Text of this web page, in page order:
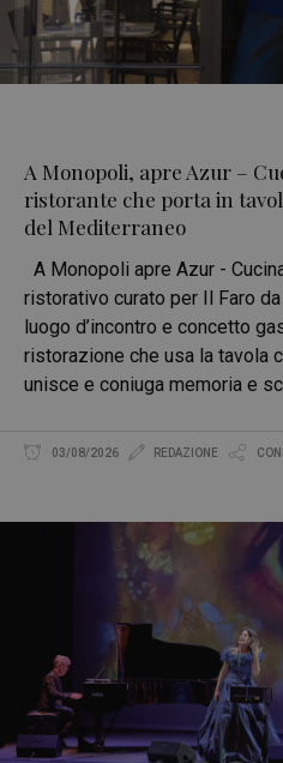
A Monopoli, apre Azur –
ristorante che porta in
del Mediterraneo
A Monopoli apre Azur -
ristorativo curato per Il Faro
luogo d’incontro e concetto
ristorazione che usa la tavola
unisce e coniuga memoria e
03/08/2026 REDAZIONE